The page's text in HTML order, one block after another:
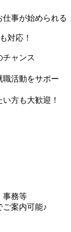
事が始められる
対応！
ャンス
職活動をサポー
方も大歓迎！
事務等
ご案内可能♪